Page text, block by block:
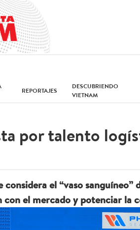
REPORTAJES
DESCUBRIENDO
VIETNAM
por talento
considera el “vaso
con el mercado y potenciar la